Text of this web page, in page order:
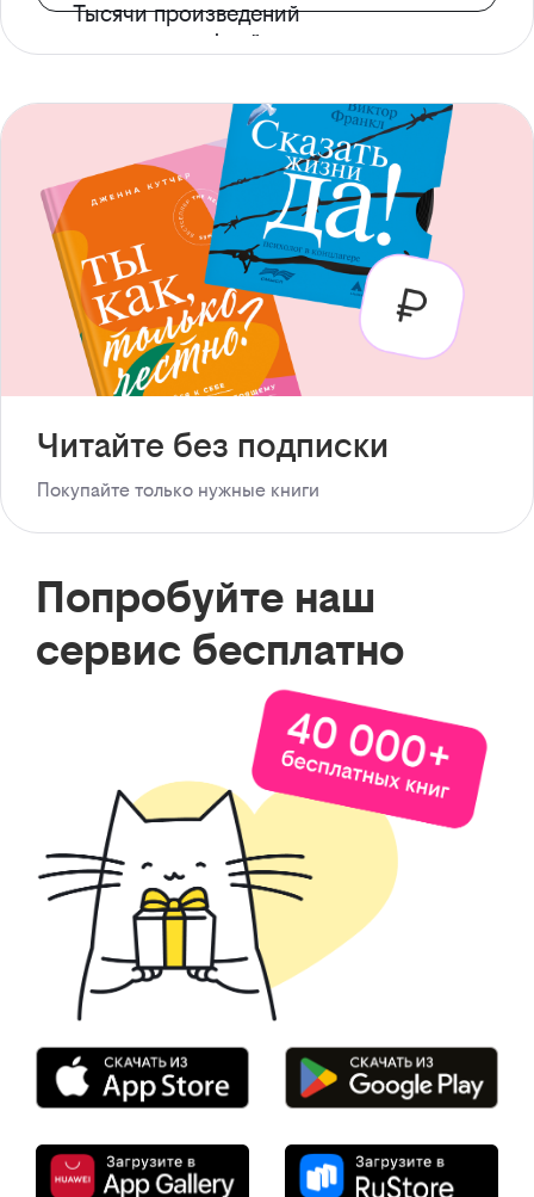
Тысячи произведений
с доступом офлайн
Читайте без подписки
Покупайте только нужные книги
Попробуйте наш
сервис бесплатно